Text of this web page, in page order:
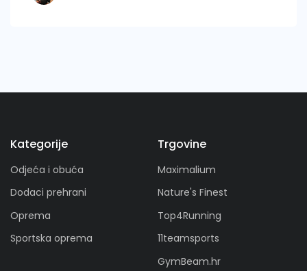
Kategorije
Odjeća i obuća
Dodaci prehrani
Oprema
Sportska oprema
Trgovine
Maximalium
Nature's Finest
Top4Running
11teamsports
GymBeam.hr